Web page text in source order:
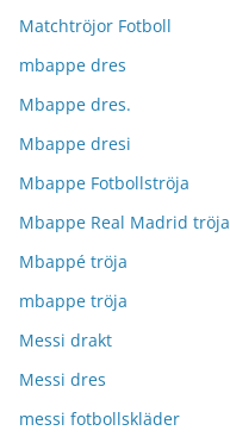
Matchtröjor Fotboll
mbappe dres
Mbappe dres.
Mbappe dresi
Mbappe Fotbollströja
Mbappe Real Madrid tröja
Mbappé tröja
mbappe tröja
Messi drakt
Messi dres
messi fotbollskläder